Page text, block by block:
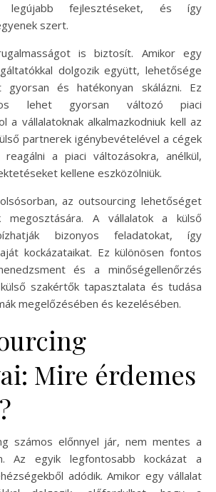
legújabb fejlesztéseket, és így
szert.
is biztosít. Amikor egy
dolgozik együtt, lehetősége
és hatékonyan skálázni. Ez
lehet gyorsan változó piaci
a vállalatoknak alkalmazkodniuk kell az
partnerek igénybevételével a cégek
a piaci változásokra, anélkül,
kellene eszközölniük.
az outsourcing lehetőséget
megosztására. A vállalatok a külső
bizonyos feladatokat, így
kockázataikat. Ez különösen fontos
és a minőségellenőrzés
szakértők tapasztalata és tudása
megelőzésében és kezelésében.
Mire érdemes
számos előnnyel jár, nem mentes a
Az egyik legfontosabb kockázat a
adódik. Amikor egy vállalat